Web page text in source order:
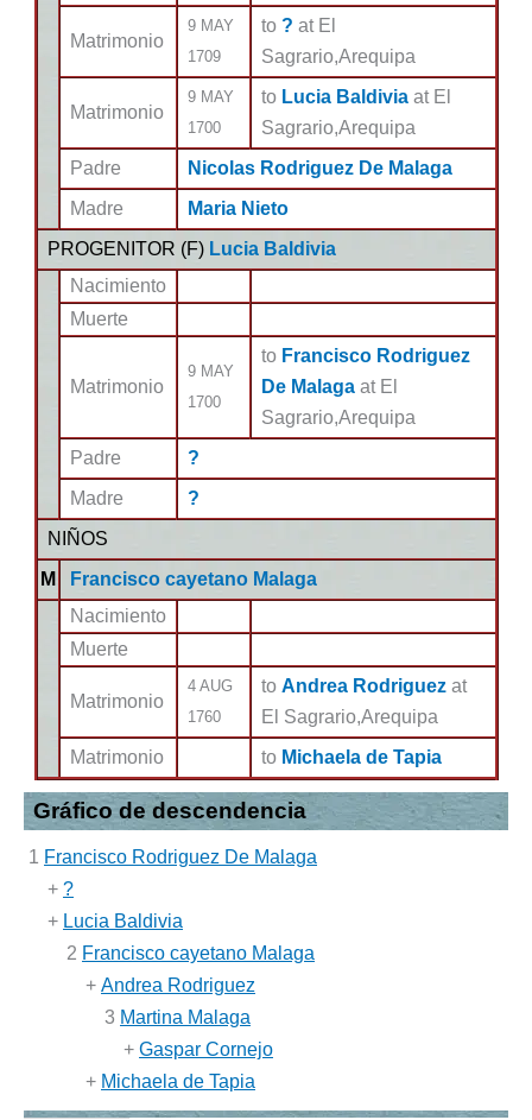
Matrimonio
9 MAY
1709
to ? at El
Sagrario,Arequipa
Matrimonio
9 MAY
1700
to Lucia Baldivia at El
Sagrario,Arequipa
Padre
Nicolas Rodriguez De Malaga
Madre
Maria Nieto
PROGENITOR (F) Lucia Baldivia
Nacimiento
Muerte
Matrimonio
9 MAY
1700
to Francisco Rodriguez
De Malaga at El
Sagrario,Arequipa
Padre
?
Madre
?
NIÑOS
M
Francisco cayetano Malaga
Nacimiento
Muerte
Matrimonio
4 AUG
1760
to Andrea Rodriguez at
El Sagrario,Arequipa
Matrimonio
to Michaela de Tapia
Gráfico de descendencia
1 Francisco Rodriguez De Malaga
+ ?
+ Lucia Baldivia
2 Francisco cayetano Malaga
+ Andrea Rodriguez
3 Martina Malaga
+ Gaspar Cornejo
+ Michaela de Tapia